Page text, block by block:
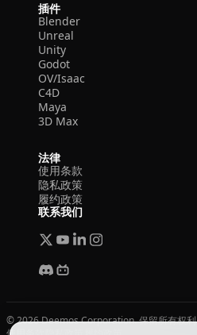
插件
Blender
Unreal
Unity
Godot
OV/Isaac
C4D
Maya
3D Max
法律
使用条款
隐私政策
履约政策
联系我们
© 2026 Deemos Corporation. 保留所有权利